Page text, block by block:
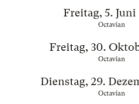
Freitag, 5. Juni
Octavian
Freitag, 30.
Octavian
Dienstag, 29.
Octavian